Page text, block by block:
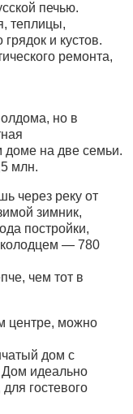
печью.
теплицы,
и кустов.
ремонта,
но в
доме на две семьи.
млн.
через реку от
зимник,
постройки,
— 780
чем тот в
центре, можно
дом с
Дом идеально
гостевого